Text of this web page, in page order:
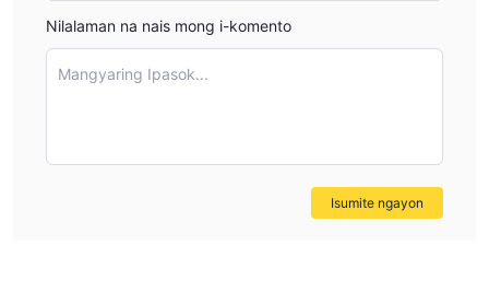
Nilalaman na nais mong i-komento
Mangyaring Ipasok...
Isumite ngayon